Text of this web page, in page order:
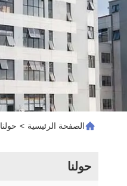
الصفحة الرئيسية > حولنا
حولنا